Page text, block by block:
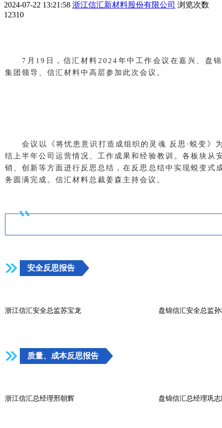
2024-07-22 13:21:58 浙江信汇新材料股份有限公司 浏览次数
12310
7月19日，信汇材料2024年中工作会议在嘉兴、盘
集团领导、信汇材料中高层参加此次会议。
会议以《将忧患意识打造成组织的灵魂 反思·蜕变》
结上半年公司运营情况、工作成果和经验教训。 各板块从
销、创新等方面进行反思总结，在反思总结中实现蜕变式
务圆满完成。 信汇材料总裁姜森主持会议。
安全反思报告
浙江信汇安全总监苏宝龙 盘锦信汇安全总监
质量、成本反思报告
浙江信汇总经理邢朝辉 盘锦信汇总经理巩